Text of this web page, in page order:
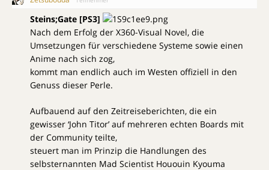
Steins;Gate [PS3]
Nach dem Erfolg der X360-Visual Novel, die
Umsetzungen für verschiedene Systeme sowie einen
Anime nach sich zog,
kommt man endlich auch im Westen offiziell in den
Genuss dieser Perle.
Aufbauend auf den Zeitreiseberichten, die ein
gewisser ‘John Titor’ auf mehreren echten Boards mit
der Community teilte,
steuert man im Prinzip die Handlungen des
selbsternannten Mad Scientist Hououin Kyouma